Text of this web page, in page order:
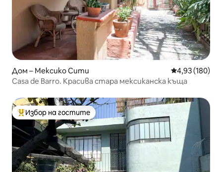
Дом – Мексико Сити Средна
4,93 (180)
Casa de Barro. Красива стара мексиканска къща
Най-популярен избор на гостите
Избор на гостите